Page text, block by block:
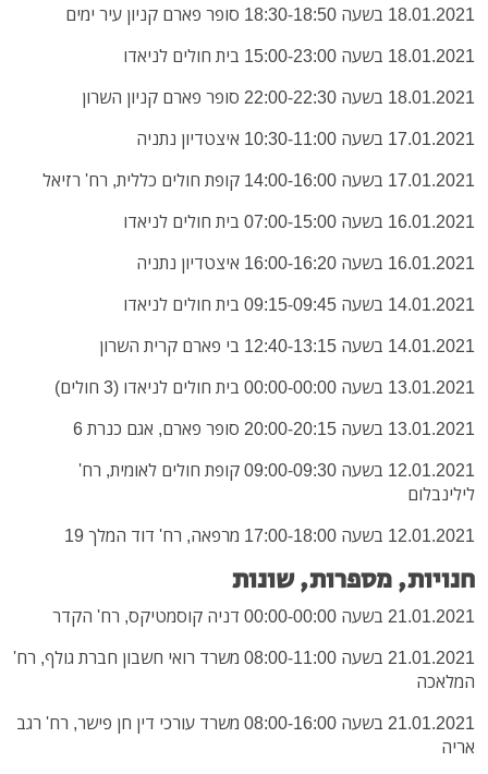
18.01.2021 בשעה 18:30-18:50 סופר פארם קניון עיר ימים
18.01.2021 בשעה 15:00-23:00 בית חולים לניאדו
18.01.2021 בשעה 22:00-22:30 סופר פארם קניון השרון
17.01.2021 בשעה 10:30-11:00 איצטדיון נתניה
17.01.2021 בשעה 14:00-16:00 קופת חולים כללית, רח' רזיאל
16.01.2021 בשעה 07:00-15:00 בית חולים לניאדו
16.01.2021 בשעה 16:00-16:20 איצטדיון נתניה
14.01.2021 בשעה 09:15-09:45 בית חולים לניאדו
14.01.2021 בשעה 12:40-13:15 בי פארם קרית השרון
13.01.2021 בשעה 00:00-00:00 בית חולים לניאדו (3 חולים)
13.01.2021 בשעה 20:00-20:15 סופר פארם, אגם כנרת 6
12.01.2021 בשעה 09:00-09:30 קופת חולים לאומית, רח'
לילינבלום
12.01.2021 בשעה 17:00-18:00 מרפאה, רח' דוד המלך 19
חנויות, מספרות, שונות
21.01.2021 בשעה 00:00-00:00 דניה קוסמטיקס, רח' הקדר
21.01.2021 בשעה 08:00-11:00 משרד רואי חשבון חברת גולף, רח'
המלאכה
21.01.2021 בשעה 08:00-16:00 משרד עורכי דין חן פישר, רח' רגב
אריה